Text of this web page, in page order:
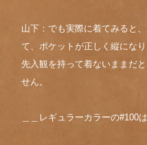
山下：でも実際に着てみると
て、ポケットが正しく縦にな
先入観を持って着ないままだ
せん。
＿＿レギュラーカラーの#100